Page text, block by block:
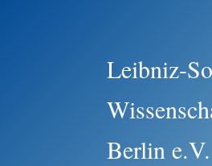
Leibniz-
Berlin e.V.